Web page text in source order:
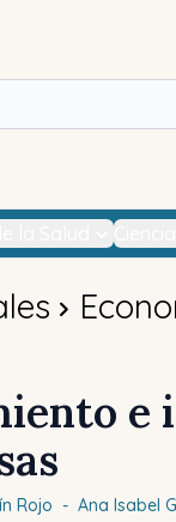
e
Rojo - Ana Isabel